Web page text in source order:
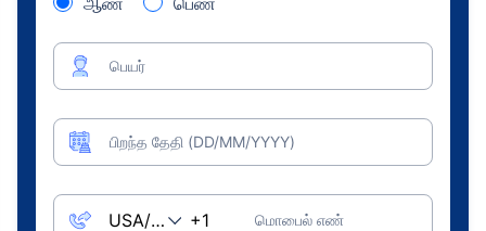
பெயர்
பிறந்த தேதி (DD/MM/YYYY)
மொபைல் எண்